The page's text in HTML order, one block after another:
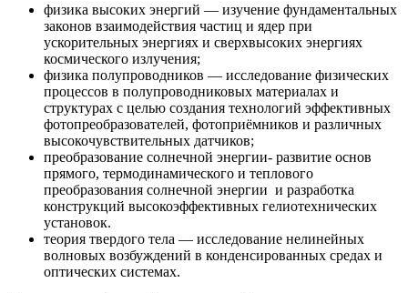
физика высоких энергий — изучение фундаментальных
законов взаимодействия частиц и ядер при
ускорительных энергиях и сверхвысоких энергиях
космического излучения;
физика полупроводников — исследование физических
процессов в полупроводниковых материалах и
структурах с целью создания технологий эффективных
фотопреобразователей, фотоприёмников и различных
высокочувствительных датчиков;
преобразование солнечной энергии- развитие основ
прямого, термодинамического и теплового
преобразования солнечной энергии и разработка
конструкций высокоэффективных гелиотехнических
установок.
теория твердого тела — исследование нелинейных
волновых возбуждений в конденсированных средах и
оптических системах.